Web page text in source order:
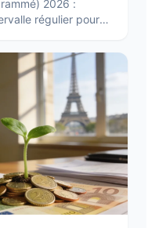
2026 :
régulier pour